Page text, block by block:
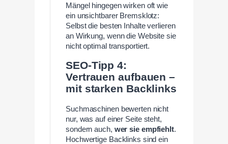
Mängel hingegen wirken oft wie
ein unsichtbarer Bremsklotz:
Selbst die besten Inhalte verlieren
an Wirkung, wenn die Website sie
nicht optimal transportiert.
SEO-Tipp 4:
Vertrauen aufbauen –
mit starken Backlinks
Suchmaschinen bewerten nicht
nur, was auf einer Seite steht,
sondern auch, wer sie empfiehlt.
Hochwertige Backlinks sind ein